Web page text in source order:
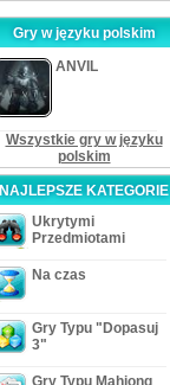
Gry w języku polskim
ANVIL
Wszystkie gry w języku
polskim
NAJLEPSZE KATEGORIE
Ukrytymi
Przedmiotami
Na czas
Gry Typu "Dopasuj
3"
Gry Typu Mahjong